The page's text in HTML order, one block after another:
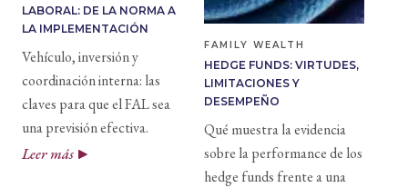
LABORAL: DE LA NORMA A
LA IMPLEMENTACIÓN
Vehículo, inversión y
coordinación interna: las
claves para que el FAL sea
una previsión efectiva.
Leer más
FAMILY WEALTH
HEDGE FUNDS: VIRTUDES,
LIMITACIONES Y
DESEMPEÑO
Qué muestra la evidencia
sobre la performance de los
hedge funds frente a una